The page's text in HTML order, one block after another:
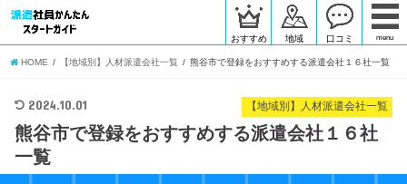
おすすめ 地域 口コミ menu
HOME 【地域別】人材派遣会社一覧 熊谷市で登録をおすすめする派遣会社１６社一覧
【地域別】人材派遣会社一覧
2024.10.01
熊谷市で登録をおすすめする派遣会社１６社
一覧